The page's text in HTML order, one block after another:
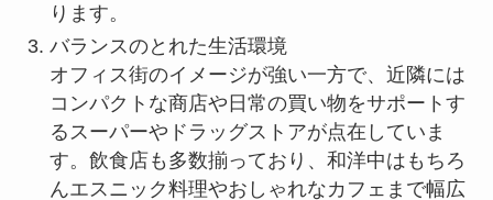
ります。
バランスのとれた生活環境
オフィス街のイメージが強い一方で、近隣には
コンパクトな商店や日常の買い物をサポートす
るスーパーやドラッグストアが点在していま
す。飲食店も多数揃っており、和洋中はもちろ
んエスニック料理やおしゃれなカフェまで幅広